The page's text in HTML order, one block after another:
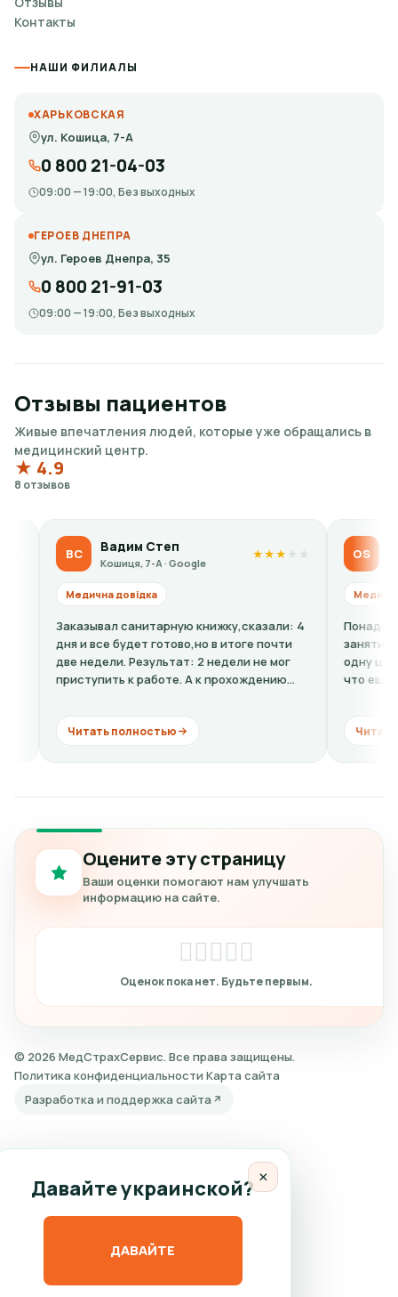
Контакты
НАШИ ФИЛИАЛЫ
ХАРЬКОВСКАЯ
ул. Кошица, 7-А
0 800 21-04-03
09:00 — 19:00, Без выходных
ГЕРОЕВ ДНЕПРА
ул. Героев Днепра, 35
0 800 21-91-03
09:00 — 19:00, Без выходных
Отзывы пациентов
Живые впечатления людей, которые уже обращались в
медицинский центр.
★ 4.9
8 отзывов
Вадим Степ
Кошиця, 7-А · Google
Медична довідка
санитарную книжку,сказали: 4
и все будет готово,но в итоге почти
недели. Результат: 2 недели не мог
к работе. А к прохождению
Читать полностью
OS Olga
Кошиця, 7-А
Медична довідка
Понадобилась
занятиям
одну цену, по
что еще к
Читать
Оцените эту страницу
Ваши оценки помогают нам улучшать
информацию на сайте.
© 2026 МедСтрахСервис. Все права защищены.
Политика конфиденциальности Карта сайта
Разработка и поддержка сайта
×
Давайте украинской?
ДАВАЙТЕ